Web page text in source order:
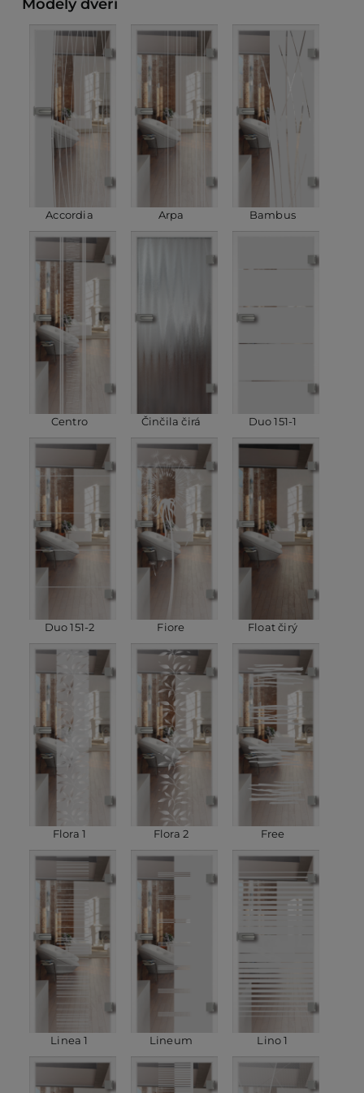
Modely dveří
Accordia Arpa Bambus
Centro Činčila čirá Duo 151-1
Duo 151-2 Fiore Float čirý
Flora 1 Flora 2 Free
Linea 1 Lineum Lino 1